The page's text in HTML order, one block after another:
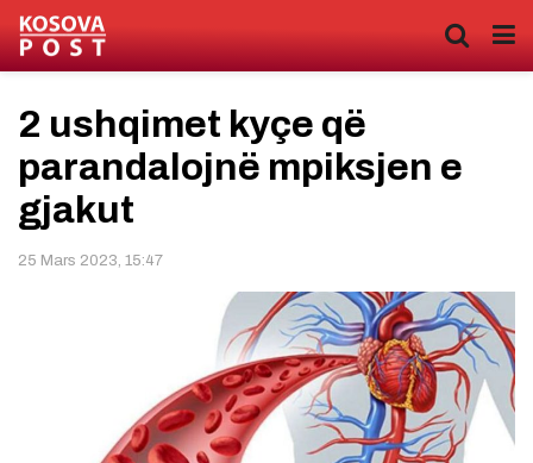
2 ushqimet kyçe që
parandalojnë mpiksjen e
gjakut
25 Mars 2023, 15:47